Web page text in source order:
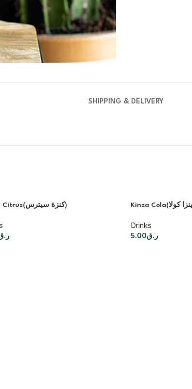
SHIPPING & DELIVERY
Kinza Citrus(كنزة سيترس)
Drinks
ر.ق5.00